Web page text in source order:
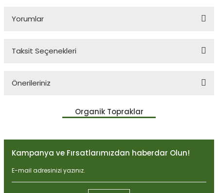
Yorumlar
Taksit Seçenekleri
Önerileriniz
Bu ürünün fiyat bilgisi, resim, ürün açıklamalarında ve diğer
konularda yetersiz gördüğünüz noktaları öneri formunu kullanarak
Ürün resmi kalitesiz, bozuk veya görüntülenemiyor.
Ürün açıklamasında eksik bilgiler bulunuyor.
Ürün bilgilerinde hatalar bulunuyor.
Organik Topraklar
Kampanya ve Fırsatlarımızdan haberdar Olun!